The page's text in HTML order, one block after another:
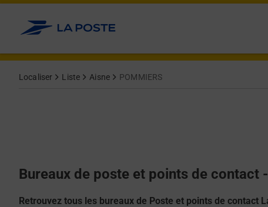
Allez au contenu
Localiser Liste Aisne POMMIERS
Bureaux de poste et points de contact
Retrouvez tous les bureaux de Poste et points de contact
Afficher ou masquer la réponse
Afficher ou masquer la réponse
Afficher ou masquer la réponse
Afficher ou masquer la réponse
Afficher ou masquer la réponse